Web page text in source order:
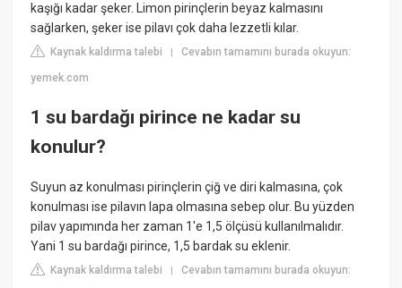
kaşığı kadar şeker. Limon pirinçlerin beyaz kalmasını
sağlarken, şeker ise pilavı çok daha lezzetli kılar.
Kaynak kaldırma talebi |Cevabın tamamını burada okuyun:
yemek.com
1 su bardağı pirince ne kadar su
konulur?
Suyun az konulması pirinçlerin çiğ ve diri kalmasına, çok
konulması ise pilavın lapa olmasına sebep olur. Bu yüzden
pilav yapımında her zaman 1'e 1,5 ölçüsü kullanılmalıdır.
Yani 1 su bardağı pirince, 1,5 bardak su eklenir.
Kaynak kaldırma talebi |Cevabın tamamını burada okuyun: